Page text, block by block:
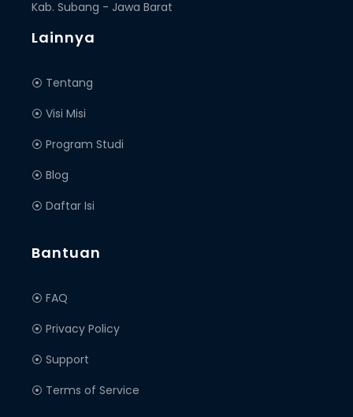
Kab. Subang - Jawa Barat
Lainnya
⦿ Tentang
⦿ Visi Misi
⦿ Program Studi
⦿ Blog
⦿ Daftar Isi
Bantuan
⦿ FAQ
⦿ Privacy Policy
⦿ Support
⦿ Terms of Service